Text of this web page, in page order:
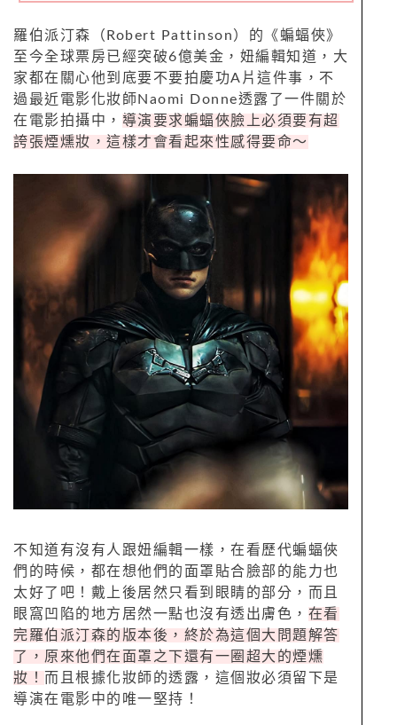
羅伯派汀森（Robert Pattinson）的《蝙蝠俠》
至今全球票房已經突破6億美金，妞編輯知道，大
家都在關心他到底要不要拍慶功A片這件事，不
過最近電影化妝師Naomi Donne透露了一件關於
在電影拍攝中， 導演要求蝙蝠俠臉上必須要有超
誇張煙燻妝，這樣才會看起來性感得要命～
不知道有沒有人跟妞編輯一樣，在看歷代蝙蝠俠
們的時候，都在想他們的面罩貼合臉部的能力也
太好了吧！戴上後居然只看到眼睛的部分，而且
眼窩凹陷的地方居然一點也沒有透出膚色， 在看
完羅伯派汀森的版本後，終於為這個大問題解答
了，原來他們在面罩之下還有一圈超大的煙燻
妝！ 而且根據化妝師的透露，這個妝必須留下是
導演在電影中的唯一堅持！